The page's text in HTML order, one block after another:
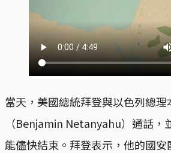
當天，美國總統拜登與以色列總
（Benjamin Netanyahu）通話，
能儘快結束。拜登表示，他的國安